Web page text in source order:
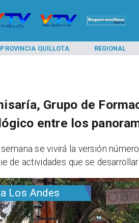
PROVINCIA QUILLOTA REGIONAL
Los Andes
Grupo de
entre los
se vivirá la versión
de actividades que se